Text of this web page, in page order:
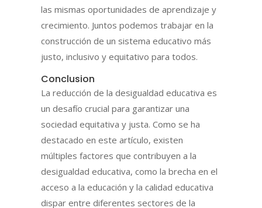
las mismas oportunidades de aprendizaje y
crecimiento. Juntos podemos trabajar en la
construcción de un sistema educativo más
justo, inclusivo y equitativo para todos.
Conclusion
La reducción de la desigualdad educativa es
un desafío crucial para garantizar una
sociedad equitativa y justa. Como se ha
destacado en este artículo, existen
múltiples factores que contribuyen a la
desigualdad educativa, como la brecha en el
acceso a la educación y la calidad educativa
dispar entre diferentes sectores de la